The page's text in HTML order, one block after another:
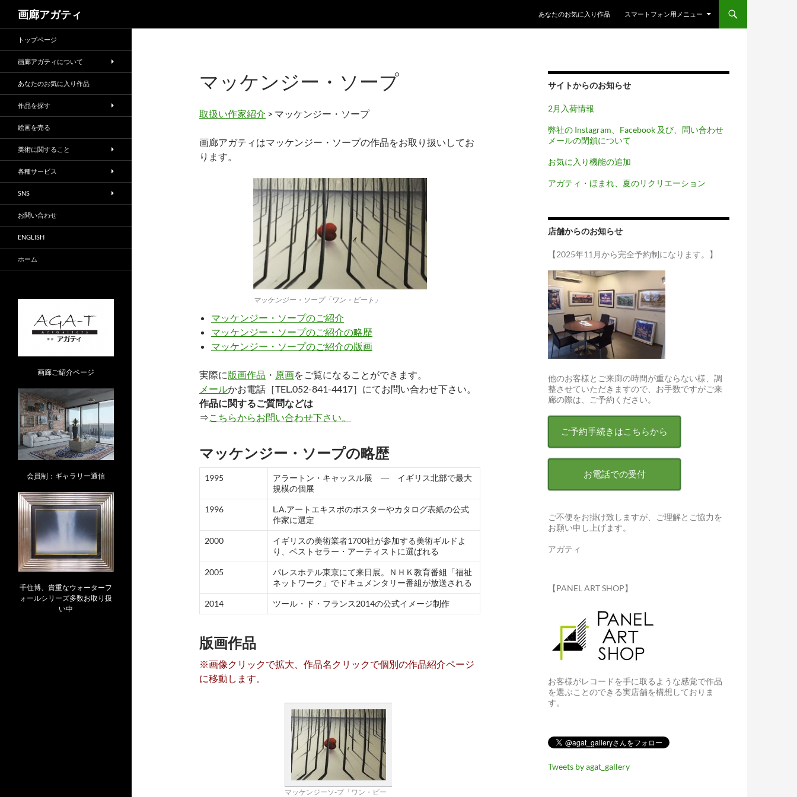
画廊アガティ
あなたのお気に入り作品
スマートフォン用メニュー
マッケンジー・ソープ
取扱い作家紹介 > マッケンジー・ソープ
画廊アガティはマッケンジー・ソープの作品をお取り扱いしてお
ります。
マッケンジー・ソープ「ワン・ビート」
マッケンジー・ソープのご紹介
マッケンジー・ソープのご紹介の略歴
マッケンジー・ソープのご紹介の版画
実際に版画作品 ・ 原画をご覧になることができます。
メールかお電話［TEL.052-841-4417］にてお問い合わせ下さい。
作品に関するご質問などは
⇒ こちらからお問い合わせ下さい。
マッケンジー・ソープの略歴
1995
アラートン・キャッスル展 ― イギリス北部で最大
規模の個展
1996
L.A.アートエキスポのポスターやカタログ表紙の公式
作家に選定
2000
イギリスの美術業者1700社が参加する美術ギルドよ
り、ベストセラー・アーティストに選ばれる
2005
パレスホテル東京にて来日展。ＮＨＫ教育番組「福祉
ネットワーク」でドキュメンタリー番組が放送される
2014 ツール・ド・フランス2014の公式イメージ制作
版画作品
※画像クリックで拡大、作品名クリックで個別の作品紹介ページ
に移動します。
マッケンジーソ-プ「ワン・ビー
サイトからのお知らせ
2月入荷情報
弊社の Instagram、Facebook 及び、問い合わせ
メールの閉鎖について
お気に入り機能の追加
アガティ・ほまれ、夏のリクリエーション
店舗からのお知らせ
【2025年11月から完全予約制になります。】
他のお客様とご来廊の時間が重ならない様、調
整させていただきますので、お手数ですがご来
廊の際は、ご予約ください。
ご予約手続きはこちらから
お電話での受付
ご不便をお掛け致しますが、ご理解とご協力を
お願い申し上げます。
アガティ
【PANEL ART SHOP】
お客様がレコードを手に取るような感覚で作品
を選ぶことのできる実店舗を構想しておりま
す。
Tweets by agat_gallery
トップページ
画廊アガティについて
あなたのお気に入り作品
作品を探す
絵画を売る
美術に関すること
各種サービス
SNS
お問い合わせ
ENGLISH
ホーム
画廊ご紹介ページ
会員制：ギャラリー通信
千住博、貴重なウォーターフ
ォールシリーズ多数お取り扱
い中